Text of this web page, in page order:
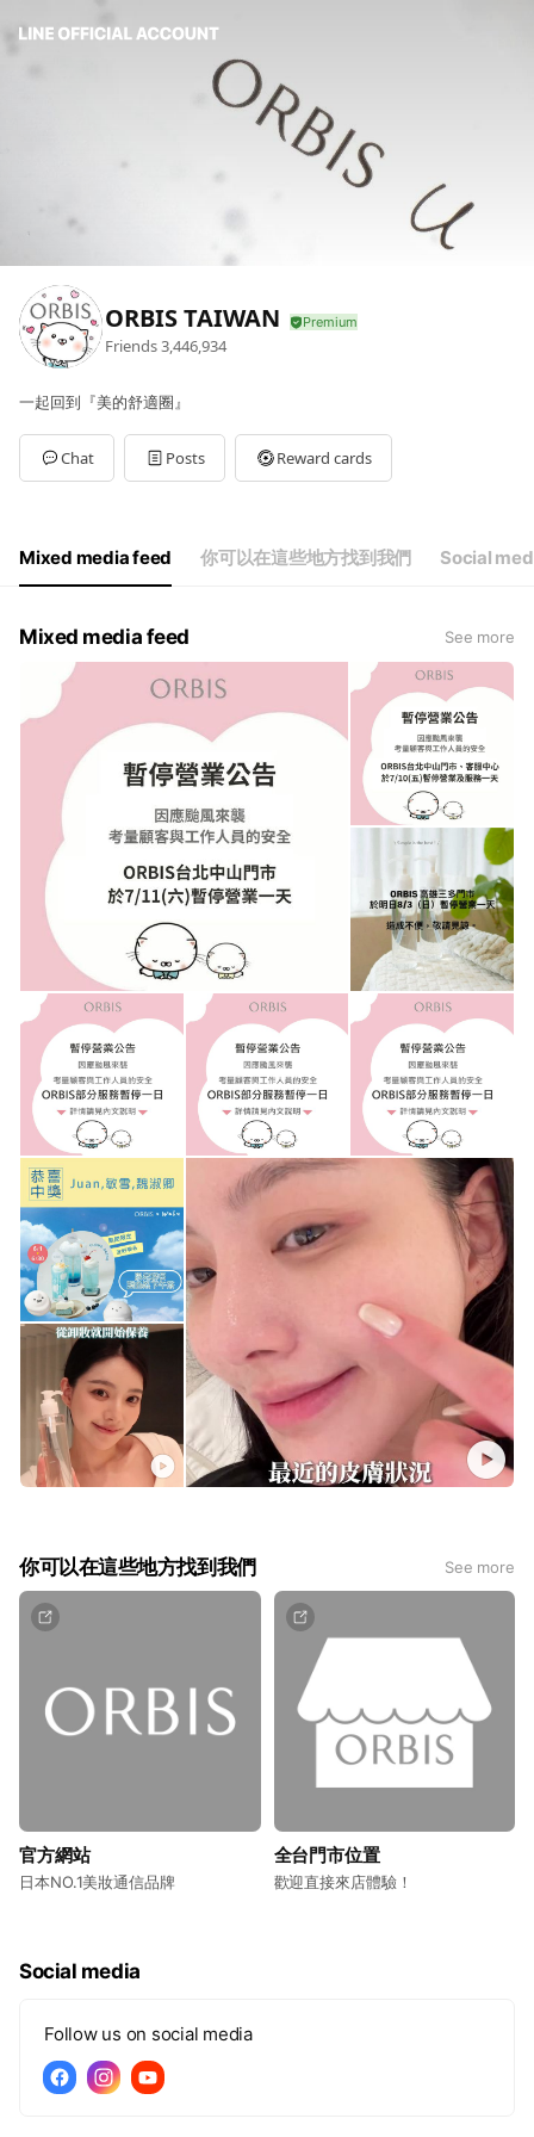
ORBIS TAIWAN
Friends3,446,934
一起回到『美的舒適圈』
Chat Posts Reward cards
Mixed media feed 你可以在這些地方找到我們 Social
Mixed media feed See more
你可以在這些地方找到我們 See more
官方網站
日本NO.1美妝通信品牌
全台門市位置
歡迎直接來店體驗！
Social media
Follow us on social media